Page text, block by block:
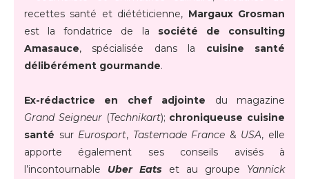
recettes santé et diététicienne, Margaux Grosman
est la fondatrice de la société de consulting
Amasauce, spécialisée dans la cuisine santé
délibérément gourmande.
Ex-rédactrice en chef adjointe du magazine
Grand Seigneur(Technikart); chroniqueuse cuisine
santé sur Eurosport, Tastemade France & USA, elle
apporte également ses conseils avisés à
l’incontournable Uber Eats et au groupe Yannick